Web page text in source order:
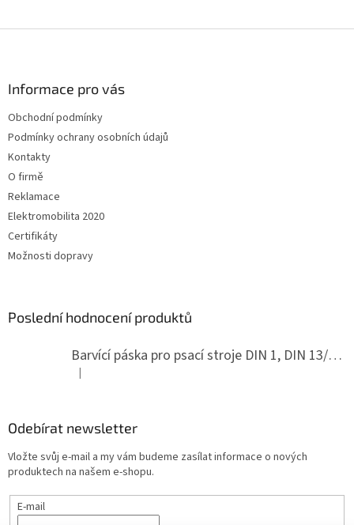
Informace pro vás
Obchodní podmínky
Podmínky ochrany osobních údajů
Kontakty
O firmě
Reklamace
Elektromobilita 2020
Certifikáty
Možnosti dopravy
Poslední hodnocení produktů
Barvící páska pro psací stroje DIN 1, DIN 13/10, LAND, PA červenočerná
Hodnocení produktu je 5 z 5 hvězdiček.
|
Odebírat newsletter
Vložte svůj e-mail a my vám budeme zasílat informace o nových
produktech na našem e-shopu.
E-mail